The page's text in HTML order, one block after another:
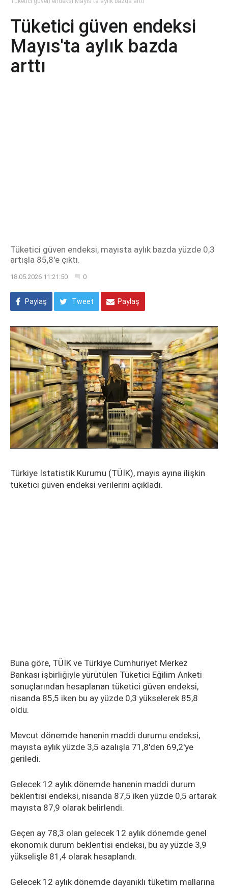
Tüketici güven endeksi
Mayıs'ta aylık bazda
arttı
Tüketici güven endeksi, mayısta aylık bazda yüzde 0,3
artışla 85,8'e çıktı.
18.05.2026 11:21:50 0
Paylaş Tweet Paylaş
Türkiye İstatistik Kurumu (TÜİK), mayıs ayına ilişkin
tüketici güven endeksi verilerini açıkladı.
Buna göre, TÜİK ve Türkiye Cumhuriyet Merkez
Bankası işbirliğiyle yürütülen Tüketici Eğilim Anketi
sonuçlarından hesaplanan tüketici güven endeksi,
nisanda 85,5 iken bu ay yüzde 0,3 yükselerek 85,8
oldu.
Mevcut dönemde hanenin maddi durumu endeksi,
mayısta aylık yüzde 3,5 azalışla 71,8'den 69,2'ye
geriledi.
Gelecek 12 aylık dönemde hanenin maddi durum
beklentisi endeksi, nisanda 87,5 iken yüzde 0,5 artarak
mayısta 87,9 olarak belirlendi.
Geçen ay 78,3 olan gelecek 12 aylık dönemde genel
ekonomik durum beklentisi endeksi, bu ay yüzde 3,9
yükselişle 81,4 olarak hesaplandı.
Gelecek 12 aylık dönemde dayanıklı tüketim mallarına